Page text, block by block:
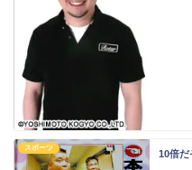
スポーツ
10倍だ